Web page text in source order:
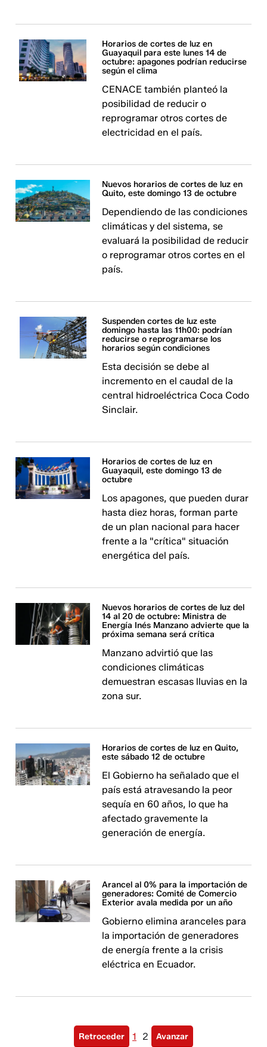
Horarios de cortes de luz en
Guayaquil para este lunes 14 de
octubre: apagones podrían reducirse
según el clima
CENACE también planteó la
posibilidad de reducir o
reprogramar otros cortes de
electricidad en el país.
Nuevos horarios de cortes de luz en
Quito, este domingo 13 de octubre
Dependiendo de las condiciones
climáticas y del sistema, se
evaluará la posibilidad de reducir
o reprogramar otros cortes en el
país.
Suspenden cortes de luz este
domingo hasta las 11h00: podrían
reducirse o reprogramarse los
horarios según condiciones
Esta decisión se debe al
incremento en el caudal de la
central hidroeléctrica Coca Codo
Sinclair.
Horarios de cortes de luz en
Guayaquil, este domingo 13 de
octubre
Los apagones, que pueden durar
hasta diez horas, forman parte
de un plan nacional para hacer
frente a la "crítica" situación
energética del país.
Nuevos horarios de cortes de luz del
14 al 20 de octubre: Ministra de
Energía Inés Manzano advierte que la
próxima semana será crítica
Manzano advirtió que las
condiciones climáticas
demuestran escasas lluvias en la
zona sur.
Horarios de cortes de luz en Quito,
este sábado 12 de octubre
El Gobierno ha señalado que el
país está atravesando la peor
sequía en 60 años, lo que ha
afectado gravemente la
generación de energía.
Arancel al 0% para la importación de
generadores: Comité de Comercio
Exterior avala medida por un año
Gobierno elimina aranceles para
la importación de generadores
de energía frente a la crisis
eléctrica en Ecuador.
Retroceder 1 2 Avanzar